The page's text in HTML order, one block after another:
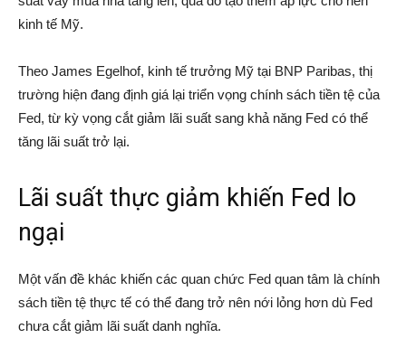
kinh tế Mỹ.
Theo James Egelhof, kinh tế trưởng Mỹ tại BNP Paribas, thị
trường hiện đang định giá lại triển vọng chính sách tiền tệ của
Fed, từ kỳ vọng cắt giảm lãi suất sang khả năng Fed có thể
tăng lãi suất trở lại.
Lãi suất thực giảm khiến Fed lo
ngại
Một vấn đề khác khiến các quan chức Fed quan tâm là chính
sách tiền tệ thực tế có thể đang trở nên nới lỏng hơn dù Fed
chưa cắt giảm lãi suất danh nghĩa.